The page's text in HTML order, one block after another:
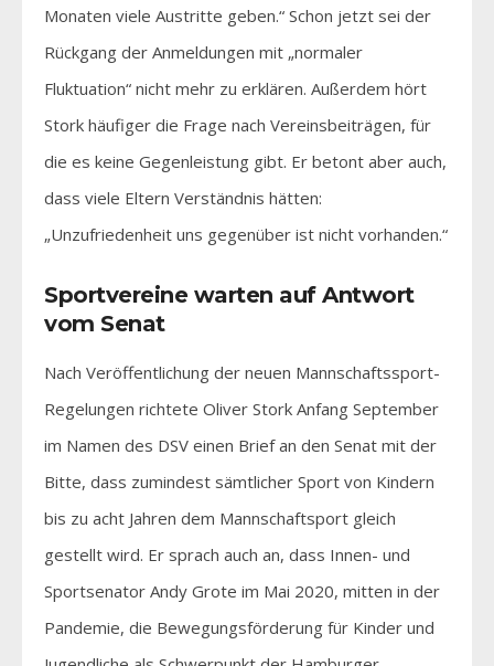
Monaten viele Austritte geben.“ Schon jetzt sei der
Rückgang der Anmeldungen mit „normaler
Fluktuation“ nicht mehr zu erklären. Außerdem hört
Stork häufiger die Frage nach Vereinsbeiträgen, für
die es keine Gegenleistung gibt. Er betont aber auch,
dass viele Eltern Verständnis hätten:
„Unzufriedenheit uns gegenüber ist nicht vorhanden.“
Sportvereine warten auf Antwort
vom Senat
Nach Veröffentlichung der neuen Mannschaftssport-
Regelungen richtete Oliver Stork Anfang September
im Namen des DSV einen Brief an den Senat mit der
Bitte, dass zumindest sämtlicher Sport von Kindern
bis zu acht Jahren dem Mannschaftsport gleich
gestellt wird. Er sprach auch an, dass Innen- und
Sportsenator Andy Grote im Mai 2020, mitten in der
Pandemie, die Bewegungsförderung für Kinder und